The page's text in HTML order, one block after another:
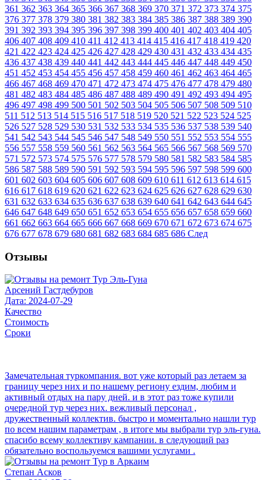
361 362 363 364 365 366 367 368 369 370 371 372 373 374 375
376 377 378 379 380 381 382 383 384 385 386 387 388 389 390
391 392 393 394 395 396 397 398 399 400 401 402 403 404 405
406 407 408 409 410 411 412 413 414 415 416 417 418 419 420
421 422 423 424 425 426 427 428 429 430 431 432 433 434 435
436 437 438 439 440 441 442 443 444 445 446 447 448 449 450
451 452 453 454 455 456 457 458 459 460 461 462 463 464 465
466 467 468 469 470 471 472 473 474 475 476 477 478 479 480
481 482 483 484 485 486 487 488 489 490 491 492 493 494 495
496 497 498 499 500 501 502 503 504 505 506 507 508 509 510
511 512 513 514 515 516 517 518 519 520 521 522 523 524 525
526 527 528 529 530 531 532 533 534 535 536 537 538 539 540
541 542 543 544 545 546 547 548 549 550 551 552 553 554 555
556 557 558 559 560 561 562 563 564 565 566 567 568 569 570
571 572 573 574 575 576 577 578 579 580 581 582 583 584 585
586 587 588 589 590 591 592 593 594 595 596 597 598 599 600
601 602 603 604 605 606 607 608 609 610 611 612 613 614 615
616 617 618 619 620 621 622 623 624 625 626 627 628 629 630
631 632 633 634 635 636 637 638 639 640 641 642 643 644 645
646 647 648 649 650 651 652 653 654 655 656 657 658 659 660
661 662 663 664 665 666 667 668 669 670 671 672 673 674 675
676 677 678 679 680 681 682 683 684 685 686 След
Отзывы
Арсений Гастдебуров
Дата: 2024-07-29
Качество
Стоимость
Сроки
Замечательная туркомпания. вот уже который раз летаем за
границу через них и по нашему региону ездим, любим и
активный отдых на пару дней. и в этот раз тоже купили
очередной тур через них. вежливый персонал ,
дружественный коллектив. быстро и моментально нашли тур
по всем нашим параметрам , в итоге мы выбрали тур эль-гуна.
спасибо всему коллективу кампании. в следующий раз
обязательно воспользуемся вашими услугами .
Степан Асков